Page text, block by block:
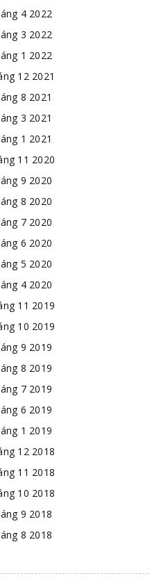
4 2022
3 2022
1 2022
12 2021
8 2021
3 2021
1 2021
11 2020
9 2020
8 2020
7 2020
6 2020
5 2020
4 2020
11 2019
10 2019
9 2019
8 2019
7 2019
6 2019
1 2019
12 2018
11 2018
10 2018
9 2018
8 2018